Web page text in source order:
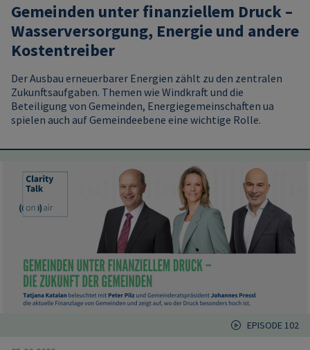
Gemeinden unter finanziellem Druck –
Wasserversorgung, Energie und andere
Kostentreiber
Der Ausbau erneuerbarer Energien zählt zu den zentralen
Zukunftsaufgaben. Themen wie Windkraft und die
Beteiligung von Gemeinden, Energiegemeinschaften ua
spielen auch auf Gemeindeebene eine wichtige Rolle.
EPISODE 102